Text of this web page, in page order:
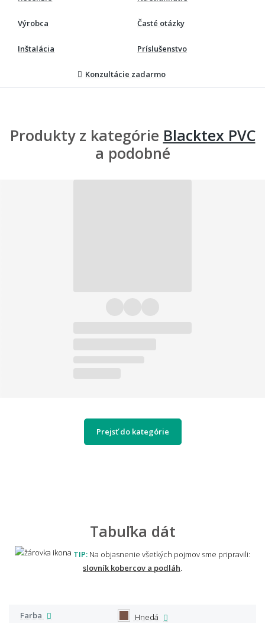
Výrobca Časté otázky
Inštalácia Príslušenstvo
Konzultácie zadarmo
Produkty z kategórie Blacktex PVC
a podobné
Prejsť do kategórie
Tabuľka dát
TIP: Na objasnenie všetkých pojmov sme pripravili:
slovník kobercov a podláh
Farba
Hnedá